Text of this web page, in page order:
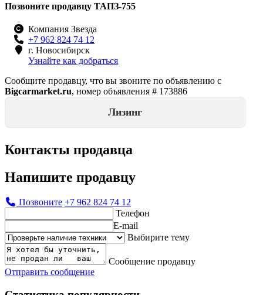
Позвоните продавцу ТАПЗ-755
Компания Звезда
+7 962 824 74 12
г. Новосибирск
Узнайте как добраться
Сообщите продавцу, что вы звоните по объявлению с
Bigcarmarket.ru, номер объявления # 173886
Лизинг
Контакты продавца
Напишите продавцу
Позвоните +7 962 824 74 12
Телефон
E-mail
Выбирите тему
Сообщение продавцу
Отправить сообщение